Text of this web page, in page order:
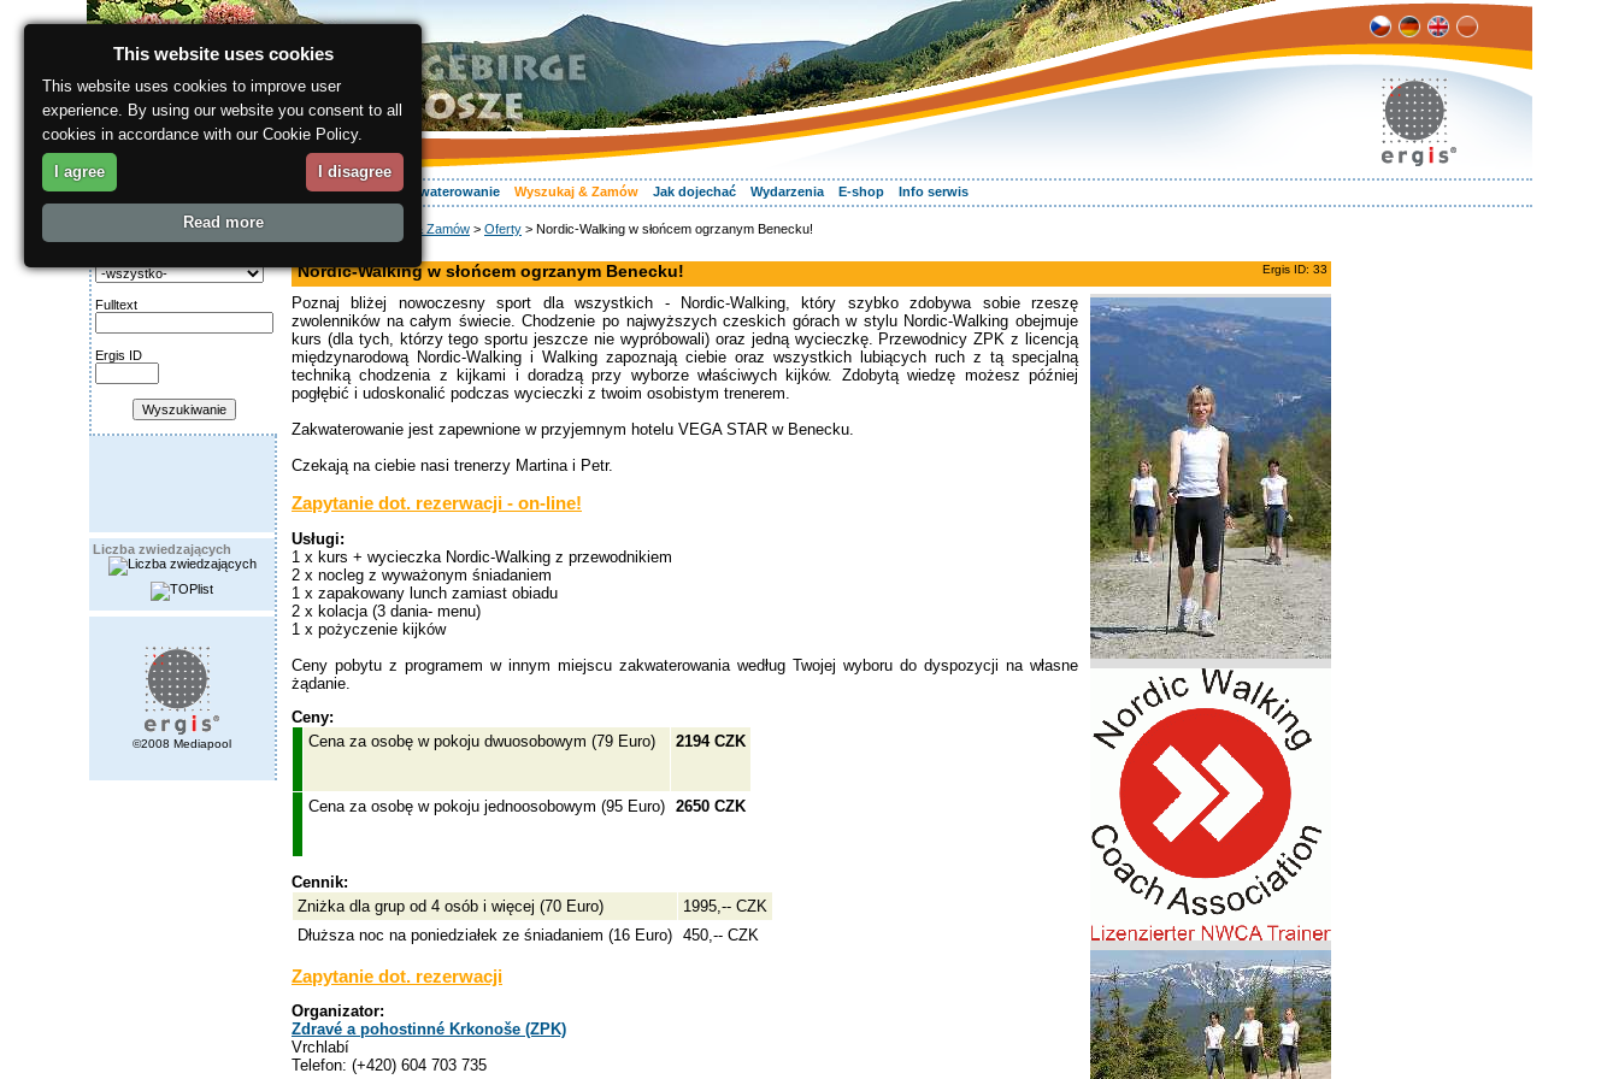
O regionie Wasz urlop Zakwaterowanie Wyszukaj & Zamów Jak dojechać Wydarzenia E-shop Info serwis
Wyszukiwanie:
Fulltext
Ergis ID
Liczba zwiedzających
©2008 Mediapool
Wyszukaj & Zamów > Oferty > Nordic-Walking w słońcem ogrzanym Benecku!
Ergis ID: 33
Nordic-Walking w słońcem ogrzanym Benecku!
Poznaj bliżej nowoczesny sport dla wszystkich - Nordic-Walking, który szybko zdobywa sobie rzeszę
zwolenników na całym świecie. Chodzenie po najwyższych czeskich górach w stylu Nordic-Walking obejmuje
kurs (dla tych, którzy tego sportu jeszcze nie wypróbowali) oraz jedną wycieczkę. Przewodnicy ZPK z licencją
międzynarodową Nordic-Walking i Walking zapoznają ciebie oraz wszystkich lubiących ruch z tą specjalną
techniką chodzenia z kijkami i doradzą przy wyborze właściwych kijków. Zdobytą wiedzę możesz później
pogłębić i udoskonalić podczas wycieczki z twoim osobistym trenerem.
Zakwaterowanie jest zapewnione w przyjemnym hotelu VEGA STAR w Benecku.
Czekają na ciebie nasi trenerzy Martina i Petr.
Zapytanie dot. rezerwacji - on-line!
Usługi:
1 x kurs + wycieczka Nordic-Walking z przewodnikiem
2 x nocleg z wyważonym śniadaniem
1 x zapakowany lunch zamiast obiadu
2 x kolacja (3 dania- menu)
1 x pożyczenie kijków
Ceny pobytu z programem w innym miejscu zakwaterowania według Twojej wyboru do dyspozycji na własne
żądanie.
Ceny:
Cena za osobę w pokoju dwuosobowym (79 Euro)
2194 CZK
Cena za osobę w pokoju jednoosobowym (95 Euro) 2650 CZK
Cennik:
Zniżka dla grup od 4 osób i więcej (70 Euro)
1995,-- CZK
Dłuższa noc na poniedziałek ze śniadaniem (16 Euro) 450,-- CZK
Zapytanie dot. rezerwacji
Organizator:
Zdravé a pohostinné Krkonoše (ZPK)
Vrchlabí
Telefon: (+420) 604 703 735
This website uses cookies
This website uses cookies to improve user
experience. By using our website you consent to all
cookies in accordance with our Cookie Policy.
I agree I disagree
Read more